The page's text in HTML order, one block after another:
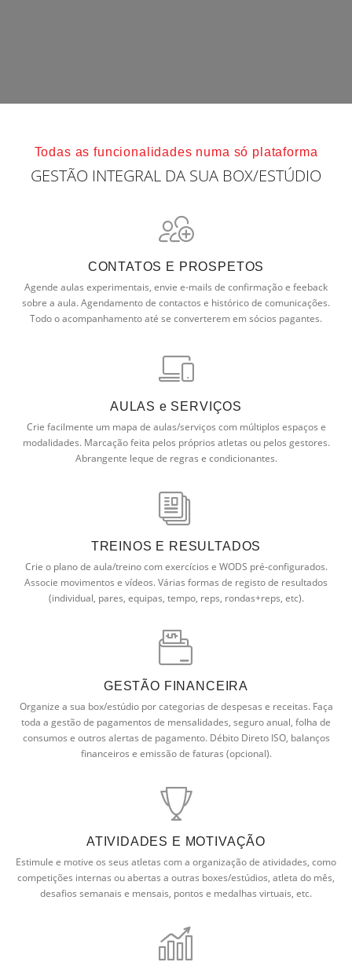
Todas as funcionalidades numa só plataforma
GESTÃO INTEGRAL DA SUA BOX/ESTÚDIO
CONTATOS E PROSPETOS
Agende aulas experimentais, envie e-mails de confirmação e feeback
sobre a aula. Agendamento de contactos e histórico de comunicações.
Todo o acompanhamento até se converterem em sócios pagantes.
AULAS e SERVIÇOS
Crie facilmente um mapa de aulas/serviços com múltiplos espaços e
modalidades. Marcação feita pelos próprios atletas ou pelos gestores.
Abrangente leque de regras e condicionantes.
TREINOS E RESULTADOS
Crie o plano de aula/treino com exercícios e WODS pré-configurados.
Associe movimentos e vídeos. Várias formas de registo de resultados
(individual, pares, equipas, tempo, reps, rondas+reps, etc).
GESTÃO FINANCEIRA
Organize a sua box/estúdio por categorias de despesas e receitas. Faça
toda a gestão de pagamentos de mensalidades, seguro anual, folha de
consumos e outros alertas de pagamento. Débito Direto ISO, balanços
financeiros e emissão de faturas (opcional).
ATIVIDADES E MOTIVAÇÃO
Estimule e motive os seus atletas com a organização de atividades, como
competições internas ou abertas a outras boxes/estúdios, atleta do mês,
desafios semanais e mensais, pontos e medalhas virtuais, etc.